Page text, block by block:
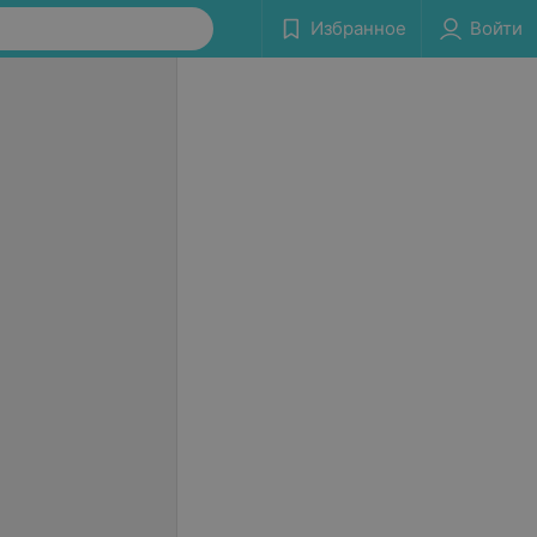
Избранное Войти